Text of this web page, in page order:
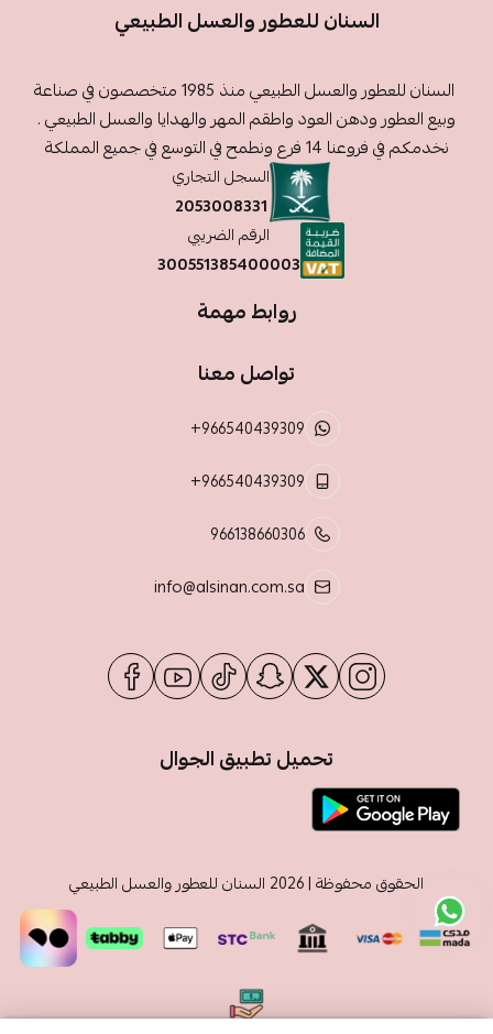
السنان للعطور والعسل الطبيعي
السنان للعطور والعسل الطبيعي منذ 1985 متخصصون في صناعة
وبيع العطور ودهن العود واطقم المهر والهدايا والعسل الطبيعي .
نخدمكم في فروعنا 14 فرع ونطمح في التوسع في جميع المملكة
السجل التجاري
2053008331
الرقم الضريبي
300551385400003
روابط مهمة
تواصل معنا
+966540439309
+966540439309
966138660306
info@alsinan.com.sa
تحميل تطبيق الجوال
الحقوق محفوظة | 2026 السنان للعطور والعسل الطبيعي